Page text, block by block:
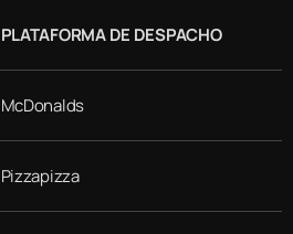
PLATAFORMA DE DESPACHO
McDonalds
Pizzapizza